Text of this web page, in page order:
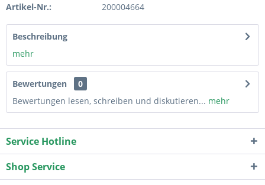
Artikel-Nr.: 200004664
Beschreibung
mehr
Bewertungen
0
Bewertungen lesen, schreiben und diskutieren... mehr
Service Hotline
Shop Service